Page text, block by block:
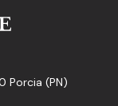
Porcia (PN)